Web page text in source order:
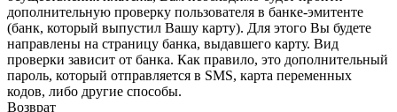
дополнительную проверку пользователя в банке-эмитенте
(банк, который выпустил Вашу карту). Для этого Вы будете
направлены на страницу банка, выдавшего карту. Вид
проверки зависит от банка. Как правило, это дополнительный
пароль, который отправляется в SMS, карта переменных
кодов, либо другие способы.
Возврат